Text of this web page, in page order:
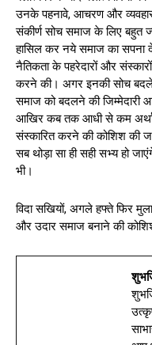
उनके पहनावे, आचरण और
संकीर्ण सोच समाज के लिए बहुत
हासिल कर नये समाज का
नैतिकता के पहरेदारों और
करने की। अगर इनकी सोच
समाज को बदलने की जिम्मेदारी
आखिर कब तक आधी से कम
संस्कारित करने की कोशिश की
सब थोड़ा सा ही सही सभ्य हो
भी।
विदा सखियों, अगले हफ्ते फिर
और उदार समाज बनाने की